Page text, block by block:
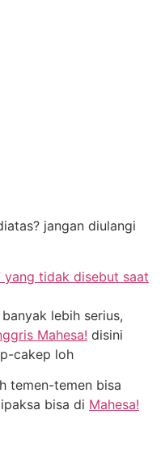
jangan diulangi
yang tidak disebut saat
lebih serius,
Mahesa! disini
cakep loh
temen-temen bisa
bisa di Mahesa!